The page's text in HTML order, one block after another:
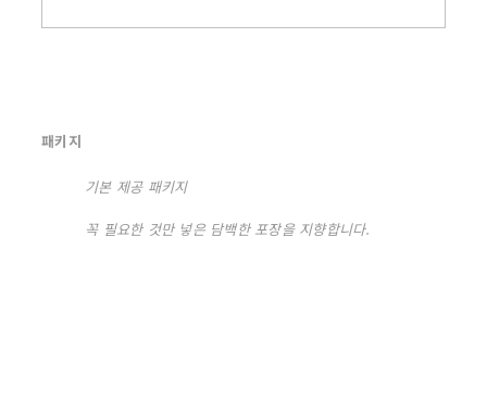
패키지
기본 제공 패키지
꼭 필요한 것만 넣은 담백한 포장을 지향합니다.